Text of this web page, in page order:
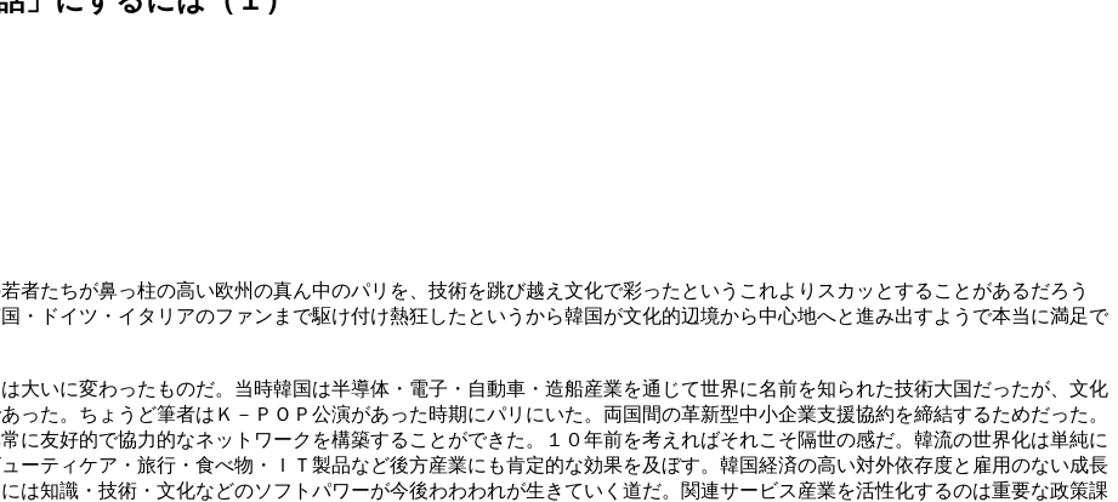
者たちが鼻っ柱の高い欧州の真ん中のパリを、技術を跳び越え文化で彩ったというこれよりスカッとすることがあるだろう
・ドイツ・イタリアのファンまで駆け付け熱狂したというから韓国が文化的辺境から中心地へと進み出すようで本当に満足で
大いに変わったものだ。当時韓国は半導体・電子・自動車・造船産業を通じて世界に名前を知られた技術大国だったが、文化
った。ちょうど筆者はＫ－ＰＯＰ公演があった時期にパリにいた。両国間の革新型中小企業支援協約を締結するためだった。
に友好的で協力的なネットワークを構築することができた。１０年前を考えればそれこそ隔世の感だ。韓流の世界化は単純に
ーティケア・旅行・食べ物・ＩＴ製品など後方産業にも肯定的な効果を及ぼす。韓国経済の高い対外依存度と雇用のない成長
は知識・技術・文化などのソフトパワーが今後わわわれが生きていく道だ。関連サービス産業を活性化するのは重要な政策課